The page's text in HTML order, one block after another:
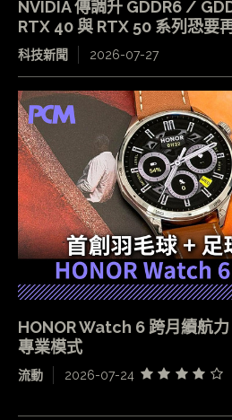
NVIDIA 傳調升 GDDR6 /
RTX 40 與 RTX 50 系列恐要
科技新聞 2026-07-27
HONOR Watch 6 跨月續航
專業模式
流動 2026-07-24